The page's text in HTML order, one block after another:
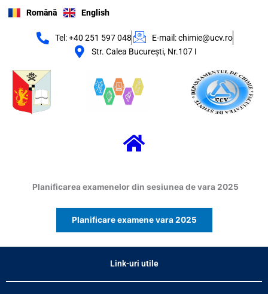
Română English
Tel: +40 251 597 048
E-mail: chimie@ucv.ro
Str. Calea Bucureşti, Nr.107 I
Menu
Planificarea examenelor din sesiunea de vara 2025
Planificare examene vara 2025
Link-uri utile